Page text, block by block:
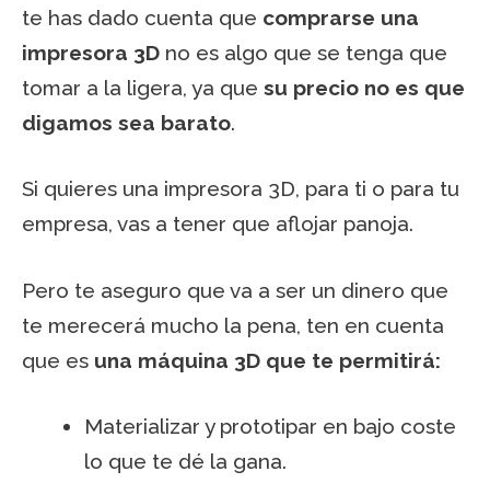
te has dado cuenta que comprarse una
impresora 3D no es algo que se tenga que
tomar a la ligera, ya que su precio no es que
digamos sea barato.
Si quieres una impresora 3D, para ti o para tu
empresa, vas a tener que aflojar panoja.
Pero te aseguro que va a ser un dinero que
te merecerá mucho la pena, ten en cuenta
que es una máquina 3D que te permitirá:
Materializar y prototipar en bajo coste
lo que te dé la gana.